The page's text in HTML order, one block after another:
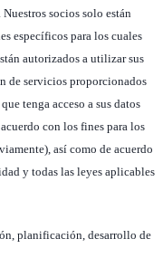
socios solo están
específicos para los cuales
autorizados a utilizar sus
de servicios proporcionados
tenga acceso a sus datos
con los fines para los
así como de acuerdo
y todas las leyes aplicables
planificación, desarrollo de